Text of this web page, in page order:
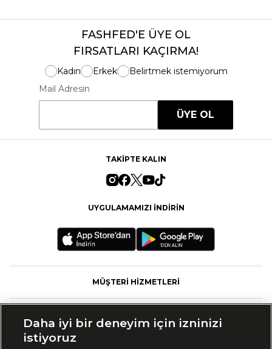
FASHFED'E ÜYE OL
FIRSATLARI KAÇIRMA!
Kadın Erkek
Belirtmek istemiyorum
Mail Adresin
ÜYE OL
TAKİPTE KALIN
UYGULAMAMIZI İNDİRİN
MÜŞTERİ HİZMETLERİ
Daha iyi bir deneyim için izninizi
istiyoruz